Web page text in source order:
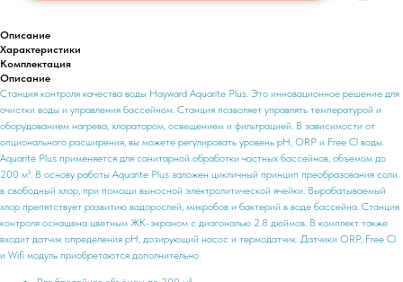
Описание
Характеристики
Комплектация
Описание
Станция контроля качества воды Hayward Aquarite Plus. Это инновационное решение для
очистки воды и управления бассейном. Станция позволяет управлять температурой и
оборудованием нагрева, хлоратором, освещением и фильтрацией. В зависимости от
опционального расширения, вы можете регулировать уровень pH, ORP и Free Cl воды.
Aquarite Plus применяется для санитарной обработки частных бассейнов, объемом до
200 м³. В основу работы Aquarite Plus заложен цикличный принцип преобразования соли
в свободный хлор, при помощи выносной электролитической ячейки. Вырабатываемый
хлор препятствует развитию водорослей, микробов и бактерий в воде бассейна. Станция
контроля оснащена цветным ЖК-экраном с диагональю 2.8 дюймов. В комплект также
входит датчик определения pH, дозирующий насос и термодатчик. Датчики ORP, Free Cl
и Wifi модуль приобретаются дополнительно.